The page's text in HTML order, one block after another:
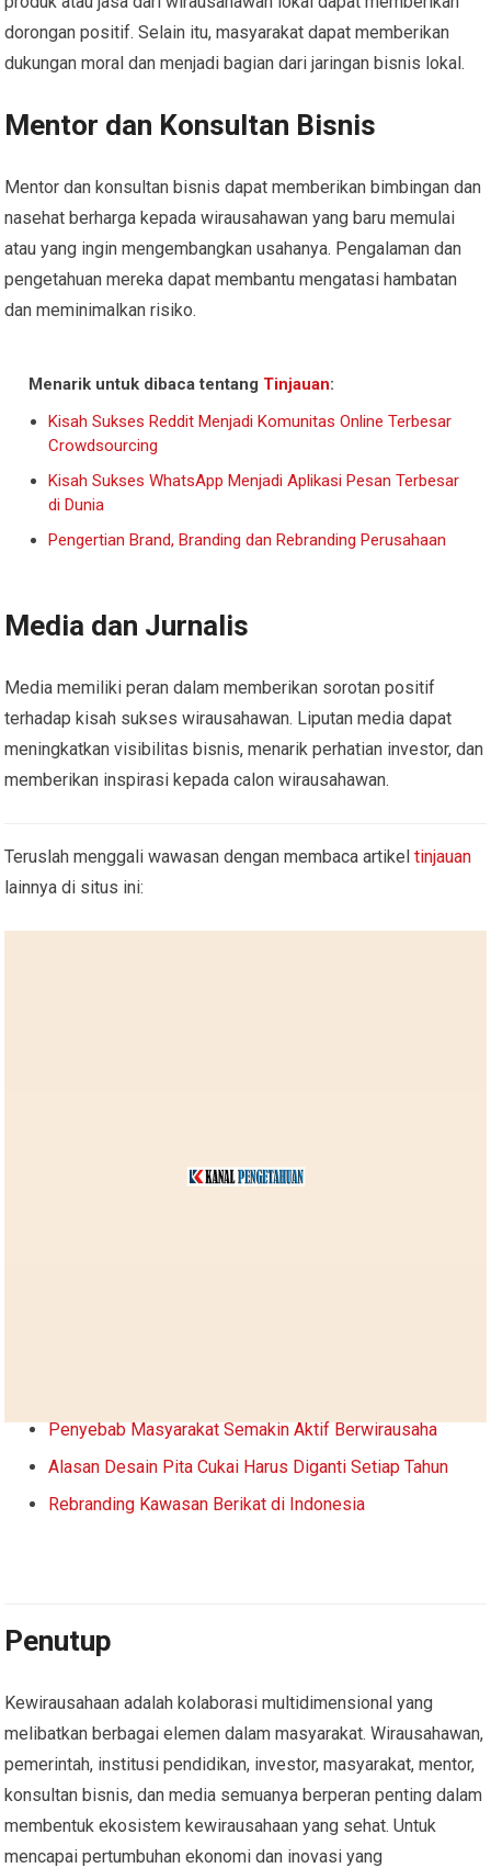
dorongan positif. Selain itu, masyarakat dapat memberikan
dukungan moral dan menjadi bagian dari jaringan bisnis lokal.
Mentor dan Konsultan Bisnis
Mentor dan konsultan bisnis dapat memberikan bimbingan dan
nasehat berharga kepada wirausahawan yang baru memulai
atau yang ingin mengembangkan usahanya. Pengalaman dan
pengetahuan mereka dapat membantu mengatasi hambatan
dan meminimalkan risiko.
Menarik untuk dibaca tentang Tinjauan:
Kisah Sukses Reddit Menjadi Komunitas Online Terbesar
Crowdsourcing
Kisah Sukses WhatsApp Menjadi Aplikasi Pesan Terbesar
di Dunia
Pengertian Brand, Branding dan Rebranding Perusahaan
Media dan Jurnalis
Media memiliki peran dalam memberikan sorotan positif
terhadap kisah sukses wirausahawan. Liputan media dapat
meningkatkan visibilitas bisnis, menarik perhatian investor, dan
memberikan inspirasi kepada calon wirausahawan.
Teruslah menggali wawasan dengan membaca artikeltinjauan
lainnya di situs ini:
Penyebab Masyarakat Semakin Aktif Berwirausaha
Alasan Desain Pita Cukai Harus Diganti Setiap Tahun
Rebranding Kawasan Berikat di Indonesia
Penutup
Kewirausahaan adalah kolaborasi multidimensional yang
melibatkan berbagai elemen dalam masyarakat. Wirausahawan,
pemerintah, institusi pendidikan, investor, masyarakat, mentor,
konsultan bisnis, dan media semuanya berperan penting dalam
membentuk ekosistem kewirausahaan yang sehat. Untuk
mencapai pertumbuhan ekonomi dan inovasi yang